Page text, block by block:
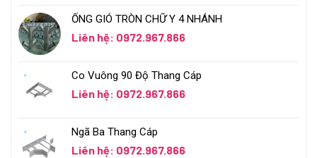
ỐNG GIÓ TRÒN CHỮ Y 4 NHÁNH
Liên hệ: 0972.967.866
Co Vuông 90 Độ Thang Cáp
Liên hệ: 0972.967.866
Ngã Ba Thang Cáp
Liên hệ: 0972.967.866